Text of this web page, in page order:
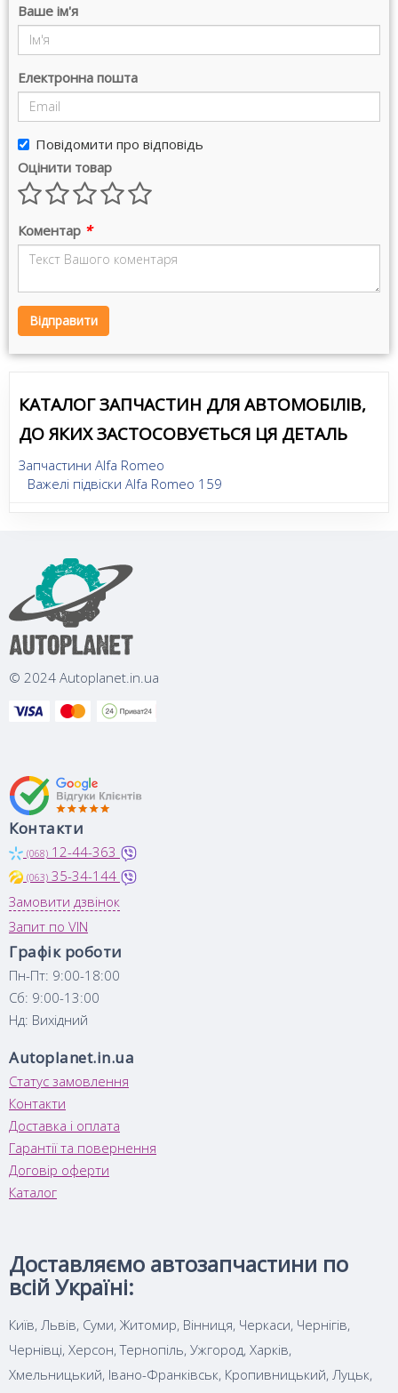
Ваше ім'я
Електронна пошта
Повідомити про відповідь
Оцінити товар
Коментар *
Відправити
КАТАЛОГ ЗАПЧАСТИН ДЛЯ АВТОМОБІЛІВ,
ДО ЯКИХ ЗАСТОСОВУЄТЬСЯ ЦЯ ДЕТАЛЬ
Запчастини Alfa Romeo
Важелі підвіски Alfa Romeo 159
© 2024 Autoplanet.in.ua
Контакти
(068) 12-44-363
(063) 35-34-144
Замовити дзвінок
Запит по VIN
Графік роботи
Пн-Пт: 9:00-18:00
Сб: 9:00-13:00
Нд: Вихідний
Autoplanet.in.ua
Статус замовлення
Контакти
Доставка і оплата
Гарантії та повернення
Договір оферти
Каталог
Доставляємо автозапчастини по
всій Україні:
Київ, Львів, Суми, Житомир, Вінниця, Черкаси, Чернігів,
Чернівці, Херсон, Тернопіль, Ужгород, Харків,
Хмельницький, Івано-Франківськ, Кропивницький, Луцьк,